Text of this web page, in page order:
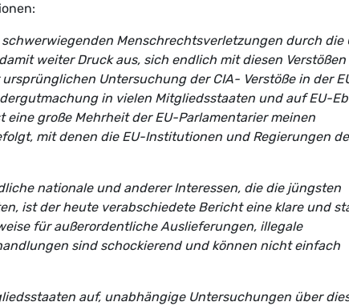
Menschrechtsverletzungen durch die
weiter Druck aus, sich endlich mit diesen Verstößen
Untersuchung der CIA- Verstöße in der
in vielen Mitgliedsstaaten und auf EU-
große Mehrheit der EU-Parlamentarier meinen
mit denen die EU-Institutionen und Regierungen
nationale und anderer Interessen, die die jüngsten
ist der heute verabschiedete Bericht eine klare und
für außerordentliche Auslieferungen, illegale
sind schockierend und können nicht einfach
auf, unabhängige Untersuchungen über